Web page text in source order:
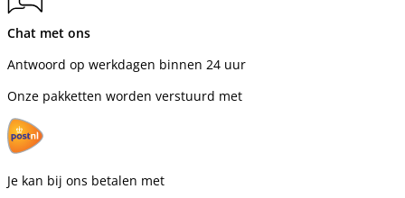
Chat met ons
Antwoord op werkdagen binnen 24 uur
Onze pakketten worden verstuurd met
Je kan bij ons betalen met